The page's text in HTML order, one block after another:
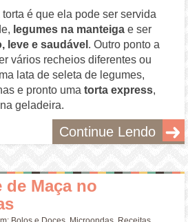
é que ela pode ser servida
legumes na manteiga e ser
leve e saudável . Outro ponto a
vários recheios diferentes ou
lata de seleta de legumes,
e pronto umatorta express,
geladeira.
Continue Lendo
de Maça no